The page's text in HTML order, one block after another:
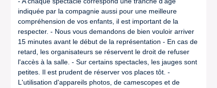
indiquée par la compagnie aussi pour une meilleure
compréhension de vos enfants, il est important de la
respecter. - Nous vous demandons de bien vouloir arriver
15 minutes avant le début de la représentation - En cas de
retard, les organisateurs se réservent le droit de refuser
l'accès à la salle. - Sur certains spectacles, les jauges sont
petites. Il est prudent de réserver vos places tôt. -
L'utilisation d'appareils photos, de camescopes et de